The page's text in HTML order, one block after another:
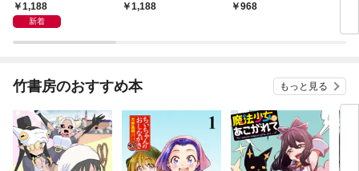
議 ～名探偵コナン実
験・観察ファイル～
1,188
新着
ぶ絶滅動物
1,188
１ 大ピラミッドの真
968
竹書房のおすすめ本 もっと見る